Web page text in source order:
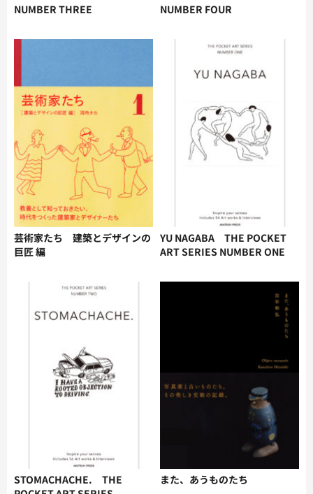
NUMBER THREE
NUMBER FOUR
芸術家たち 建築とデザインの
巨匠 編
YU NAGABA THE POCKET
ART SERIES NUMBER ONE
STOMACHACHE. THE
また、あうものたち